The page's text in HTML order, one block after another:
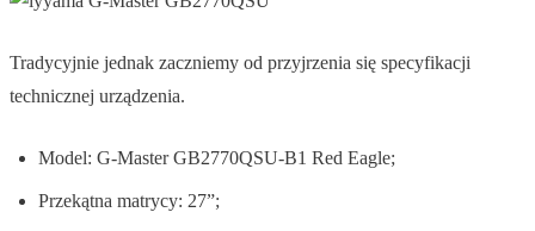
Tradycyjnie jednak zaczniemy od przyjrzenia się specyfikacji
technicznej urządzenia.
Model: G-Master GB2770QSU-B1 Red Eagle;
Przekątna matrycy: 27”;